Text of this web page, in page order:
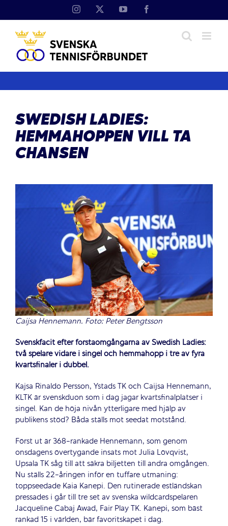
Instagram YouTube
SWEDISH LADIES:
HEMMAHOPPEN VILL TA
CHANSEN
Caijsa Hennemann. Foto: Peter Bengtsson
Svenskfacit efter förstaomgångarna av Swedish Ladies:
två spelare vidare i singel och hemmahopp i tre av fyra
kvartsfinaler i dubbel.
Kajsa Rinaldo Persson, Ystads TK och Caijsa Hennemann,
KLTK är svenskduon som i dag jagar kvartsfinalplatser i
singel. Kan de höja nivån ytterligare med hjälp av
publikens stöd? Båda ställs mot seedat motstånd.
Först ut är 368-rankade Hennemann, som genom
onsdagens övertygande insats mot Julia Lövqvist,
Upsala TK såg till att säkra biljetten till andra omgången.
Nu ställs 22-åringen inför en tuffare utmaning:
toppseedade Kaia Kanepi. Den rutinerade estländskan
pressades i går till tre set av svenska wildcardspelaren
Jacqueline Cabaj Awad, Fair Play TK. Kanepi, som bäst
rankad 15 i världen, bär favoritskapet i dag.